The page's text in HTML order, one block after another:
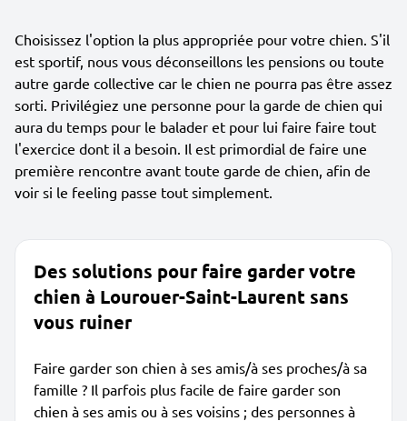
Choisissez l'option la plus appropriée pour votre chien. S'il
est sportif, nous vous déconseillons les pensions ou toute
autre garde collective car le chien ne pourra pas être assez
sorti. Privilégiez une personne pour la garde de chien qui
aura du temps pour le balader et pour lui faire faire tout
l'exercice dont il a besoin. Il est primordial de faire une
première rencontre avant toute garde de chien, afin de
voir si le feeling passe tout simplement.
Des solutions pour faire garder votre
chien à Lourouer-Saint-Laurent sans
vous ruiner
Faire garder son chien à ses amis/à ses proches/à sa
famille ? Il parfois plus facile de faire garder son
chien à ses amis ou à ses voisins ; des personnes à